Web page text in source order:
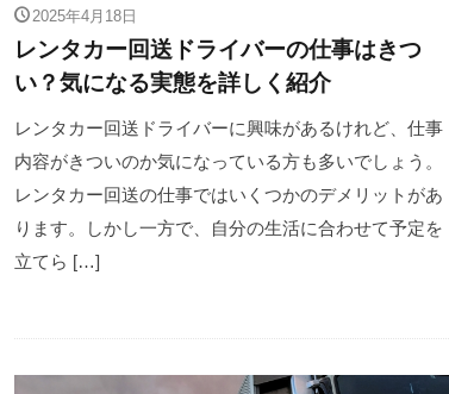
2025年4月18日
レンタカー回送ドライバーの仕事はきつ
い？気になる実態を詳しく紹介
レンタカー回送ドライバーに興味があるけれど、仕事
内容がきついのか気になっている方も多いでしょう。
レンタカー回送の仕事ではいくつかのデメリットがあ
ります。しかし一方で、自分の生活に合わせて予定を
立てら […]